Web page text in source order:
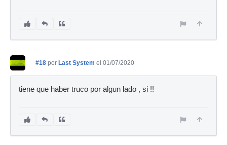
#18 por Last System el 01/07/2020
tiene que haber truco por algun lado , si !!